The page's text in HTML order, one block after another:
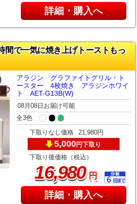
詳細・購入へ
間で一気に焼き上げトーストもっ
アラジン グラファイトグリル・ト
ースター 4枚焼き アラジンホワイ
ト AET-G13B(W)
08月08日お届け可能
全3色
下取りなし価格 21,980円
5,000円下取り
下取り後価格（税込）
16,980円
詳細・購入へ